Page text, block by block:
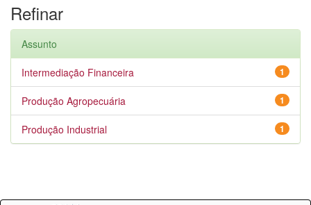
Refinar
Assunto
1
Intermediação Financeira
1
Produção Agropecuária
1
Produção Industrial